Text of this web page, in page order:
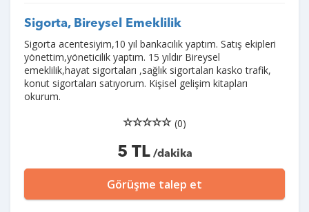
Sigorta, Bireysel Emeklilik
Sigorta acentesiyim,10 yıl bankacılık yaptım. Satış ekipleri
yönettim,yöneticilik yaptım. 15 yıldır Bireysel
emeklilik,hayat sigortaları ,sağlık sigortaları kasko trafik,
konut sigortaları satıyorum. Kişisel gelişim kitapları
okurum.
(0)
5 TL/dakika
Görüşme talep et